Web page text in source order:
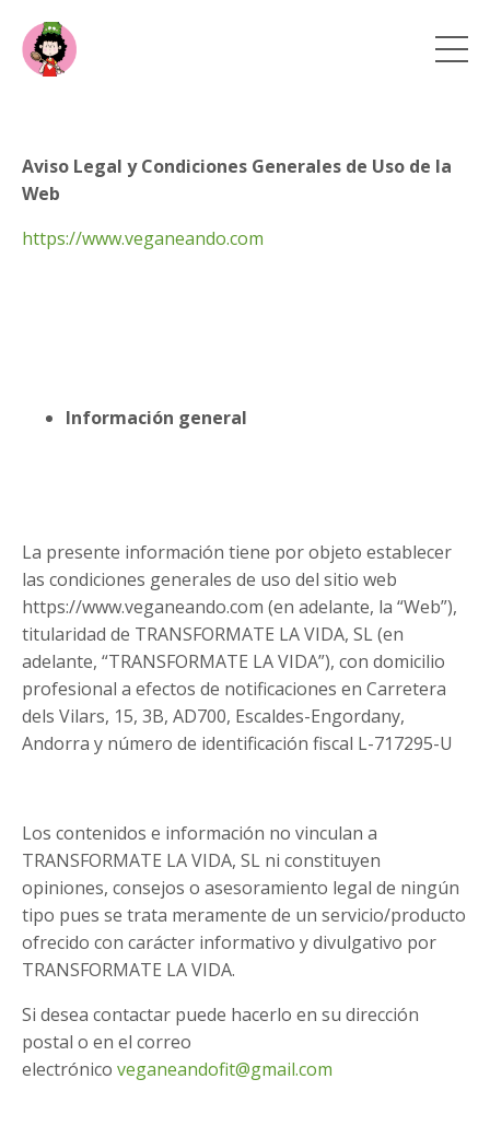
Aviso Legal y Condiciones Generales de Uso de la
Web
https://www.veganeando.com
Información general
La presente información tiene por objeto establecer
las condiciones generales de uso del sitio web
https://www.veganeando.com (en adelante, la “Web”),
titularidad de TRANSFORMATE LA VIDA, SL (en
adelante, “TRANSFORMATE LA VIDA”), con domicilio
profesional a efectos de notificaciones en Carretera
dels Vilars, 15, 3B, AD700, Escaldes-Engordany,
Andorra y número de identificación fiscal L-717295-U
Los contenidos e información no vinculan a
TRANSFORMATE LA VIDA, SL ni constituyen
opiniones, consejos o asesoramiento legal de ningún
tipo pues se trata meramente de un servicio/producto
ofrecido con carácter informativo y divulgativo por
TRANSFORMATE LA VIDA.
Si desea contactar puede hacerlo en su dirección
postal o en el correo
electrónico veganeandofit@gmail.com